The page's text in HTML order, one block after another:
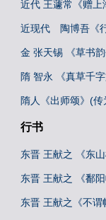
近代 王蘧常《赠上
近现代 陶博吾《
金 张天锡 《草书韵
隋 智永 《真草千字
隋人《出师颂》(
行书
东晋 王献之 《东山
东晋 王献之 《鄱阳
东晋 王献之《不谓